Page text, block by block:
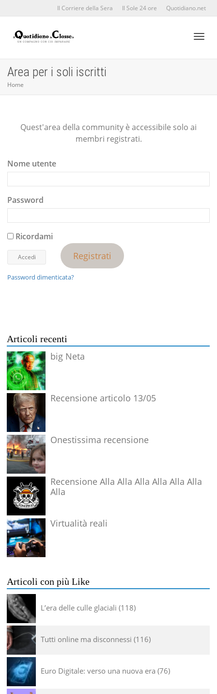
Il Corriere della Sera Il Sole 24 ore Quotidiano.net
Area per i soli iscritti
Home
Quest'area della community è accessibile solo ai
membri registrati.
Nome utente
Password
Ricordami
Registrati
Password dimenticata?
Articoli recenti
big Neta
Recensione articolo 13/05
Onestissima recensione
Recensione Alla Alla Alla Alla Alla Alla
Alla
Virtualità reali
Articoli con più Like
L’era delle culle glaciali 118
Tutti online ma disconnessi 116
Euro Digitale: verso una nuova era 76